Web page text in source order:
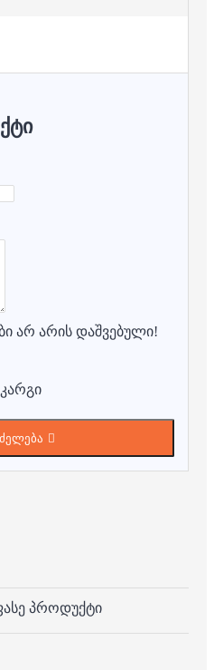
არ არის დაშვებული!
კარგი
პროდუქტი